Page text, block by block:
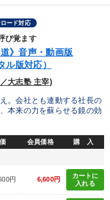
ード対応
び覚ます
》音声・動画版
ル版対応）
大志塾 主宰)
。会社とも連動する社長の
本来の力を蘇らせる鏡の効
会員価格 購 入
円 6,600円
カートに
入れる